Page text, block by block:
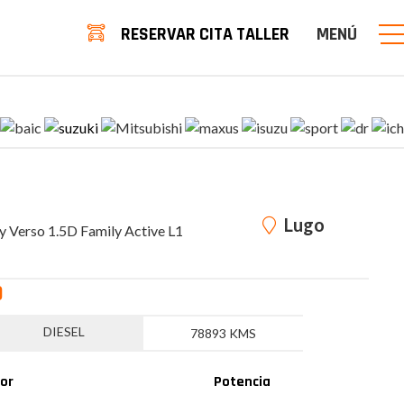
RESERVAR CITA TALLER MENÚ
Verso 1.5D Family Active L1
Lugo
DIESEL 78893 KMS
Potencia